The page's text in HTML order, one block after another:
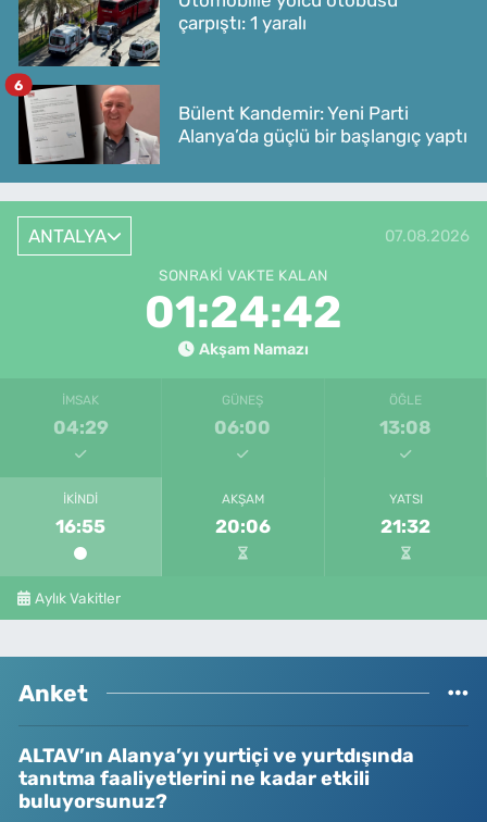
çarpıştı: 1 yaralı
Bülent Kandemir: Yeni Parti
Alanya’da güçlü bir başlangıç yaptı
6
ANTALYA 07.08.2026
SONRAKI VAKTE KALAN
01:24:42
Akşam Namazı
İMSAK
04:29
GÜNEŞ
06:00
ÖĞLE
13:08
İKINDI
16:55
AKŞAM
20:06
YATSI
21:32
Aylık Vakitler
Anket
ALTAV’ın Alanya’yı yurtiçi ve yurtdışında
tanıtma faaliyetlerini ne kadar etkili
buluyorsunuz?